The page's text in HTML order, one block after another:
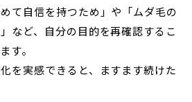
て自信を持つため」や「ムダ毛の
など、自分の目的を再確認するこ
す。
を実感できると、ますます続けた